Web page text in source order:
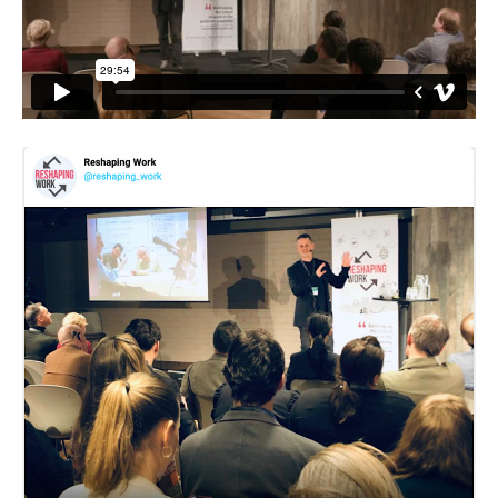
Floral Transformations – Nobelprisfesten, Stadshuset,
Stockholm
Kaffe Med Dopp – Moderna Dansteatern, Riksteatern,
Stockholms Universitet, november 1996 & SVT mars 1997
X + Y – den grå vardagens bastarder
Reich + Szyber & Lucky People Center
Drowning Piece
OPERA
Les contes d’Hoffmann (Hoffmanns äventyr),
Norrlandsoperan, Umeå.
Staden Mahagonnys uppgång och fall – opera av Bertolt
Brecht & Kurt Weill, Norrlandsoperan, Umeå
Alban Bergs ”Wozzeck” – Norrlandsoperan, Umeå